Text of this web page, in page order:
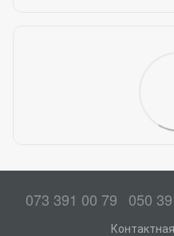
073 391 00 79 050